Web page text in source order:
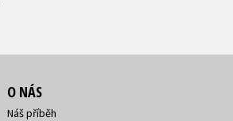
O NÁS
Náš příběh